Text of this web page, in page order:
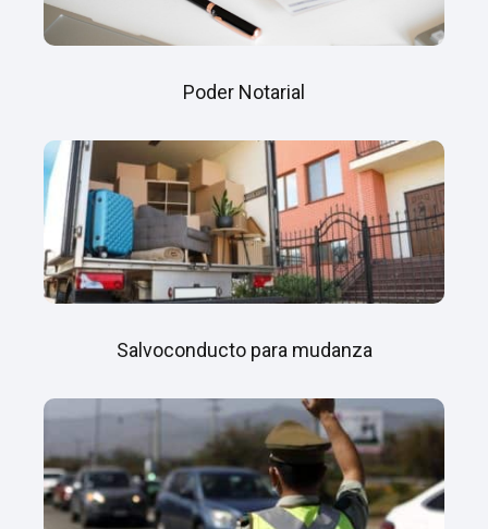
Poder Notarial
Salvoconducto para mudanza